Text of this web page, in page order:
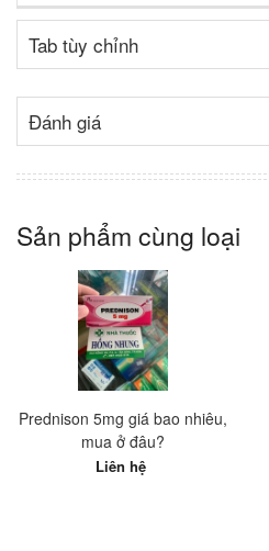
Tab tùy chỉnh
Đánh giá
Sản phẩm cùng loại
Prednison 5mg giá bao nhiêu,
mua ở đâu?
Liên hệ